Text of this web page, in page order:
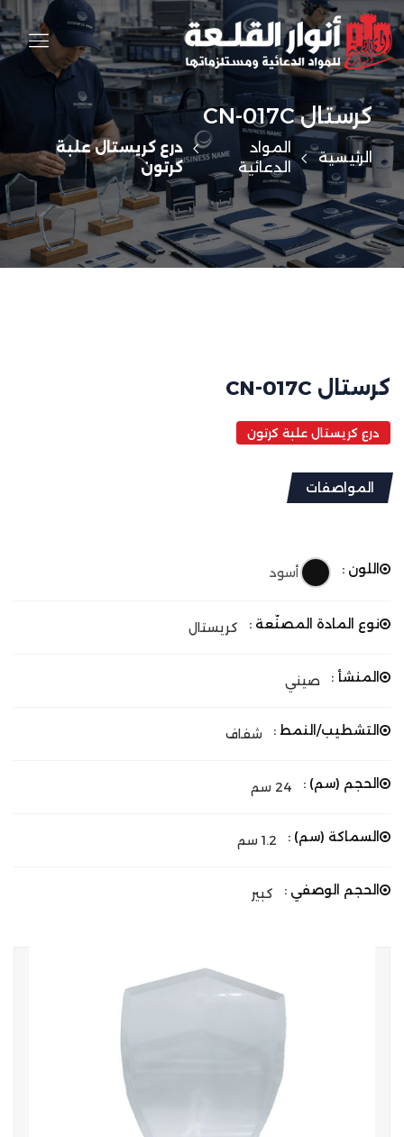
كرستال CN-017C
الرئيسية
المواد
الدعائية
درع كريستال علبة
كرتون
كرستال CN-017C
درع كريستال علبة كرتون
المواصفات
اللون : أسود
نوع المادة المصنّعة : كريستال
المنشأ : صيني
التشطيب/النمط : شفاف
الحجم (سم) : 24 سم
السماكة (سم) : 1.2 سم
الحجم الوصفي : كبير